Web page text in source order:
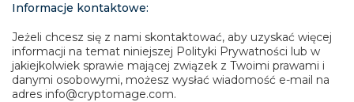
Informacje kontaktowe:
Jeżeli chcesz się z nami skontaktować, aby uzyskać więcej
informacji na temat niniejszej Polityki Prywatności lub w
jakiejkolwiek sprawie mającej związek z Twoimi prawami i
danymi osobowymi, możesz wysłać wiadomość e-mail na
adres info@cryptomage.com.